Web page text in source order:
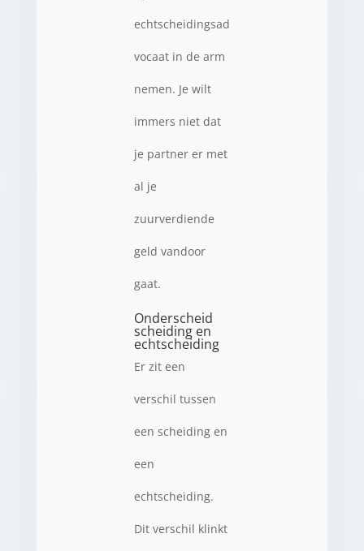
echtscheidingsad
vocaat in de arm
nemen. Je wilt
immers niet dat
je partner er met
al je
zuurverdiende
geld vandoor
gaat.
Onderscheid
scheiding en
echtscheiding
Er zit een
verschil tussen
een scheiding en
een
echtscheiding.
Dit verschil klinkt